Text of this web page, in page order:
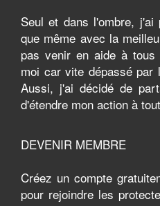
Seul et dans l'ombre, j'ai
que même avec la
pas venir en aide à
moi car vite dépassé par
Aussi, j'ai décidé de
d'étendre mon action à
DEVENIR MEMBRE
Créez un compte
pour rejoindre les